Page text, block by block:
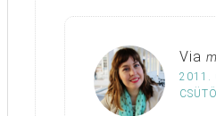
Via
2011.